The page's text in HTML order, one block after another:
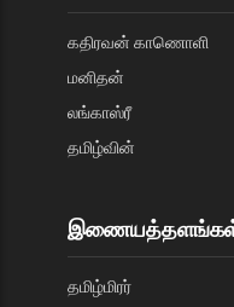
கதிரவன் காணொளி
மனிதன்
லங்காஸ்ரீ
தமிழ்வின்
தமிழ்மிரர்